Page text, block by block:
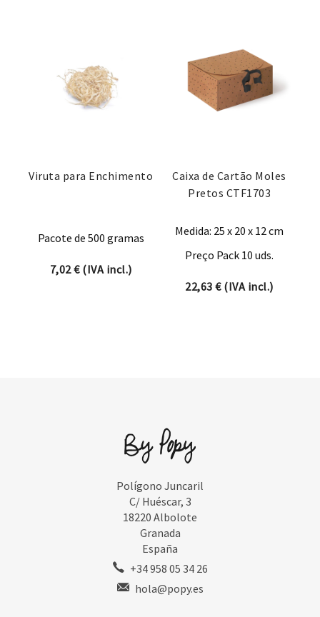
Viruta para Enchimento
Pacote de 500 gramas
7,02€(IVA incl.)
Caixa de Cartão Moles
Pretos CTF1703
Medida: 25 x 20 x 12 cm
Preço Pack 10 uds.
22,63€(IVA incl.)
Polígono Juncaril
C/ Huéscar, 3
18220 Albolote
Granada
España
+34 958 05 34 26
hola@popy.es